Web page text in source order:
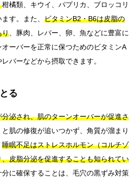
柑橘類、キウイ、パプリカ、ブロッコリ
す。また、 ビタミンB2・B6は皮脂の
り、豚肉、レバー、卵、魚などに豊富に
ーバーを正常に保つためのビタミンA
バーなどから摂取できます。
る
泌され、肌のターンオーバーが促進さ
肌の修復が追いつかず、角質が溜まり
睡眠不足はストレスホルモン（コルチゾ
皮脂分泌を促進することも知られてい
に確保することは、毛穴の黒ずみ対策